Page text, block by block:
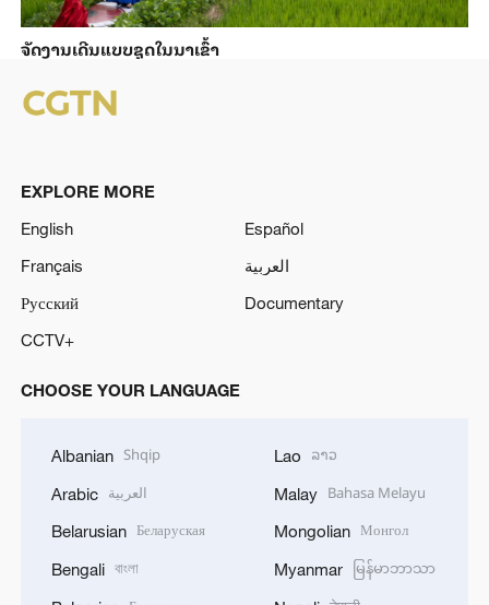
ຈັດງານເດີນແບບຊຸດໃນນາເຂົ້າ
EXPLORE MORE
English
Español
Français
العربية
Русский
Documentary
CCTV+
CHOOSE YOUR LANGUAGE
Albanian Shqip
Arabic العربية
Belarusian Беларуская
Bengali বাংলা
Lao ລາວ
Malay Bahasa Melayu
Mongolian Монгол
Myanmar မြန်မာဘာသာ